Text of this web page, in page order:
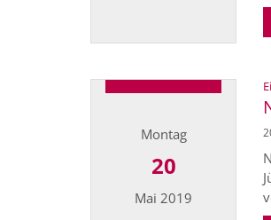
Montag
20
Mai 2019